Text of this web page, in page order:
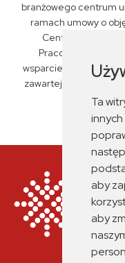
Ta
aby
aby
branżowego centrum
ramach umowy o
Centrum
Pracodawców
wsparciem z planu
zawartej przez Miasto